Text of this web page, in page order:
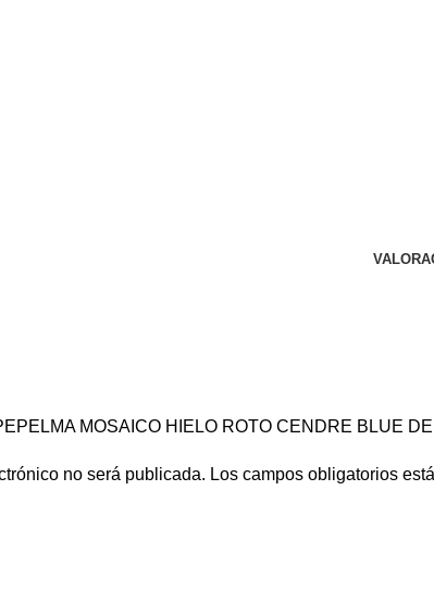
MOSAICO HIELO ROTO CENDRE BLUE
no será publicada. Los campos obligatorios